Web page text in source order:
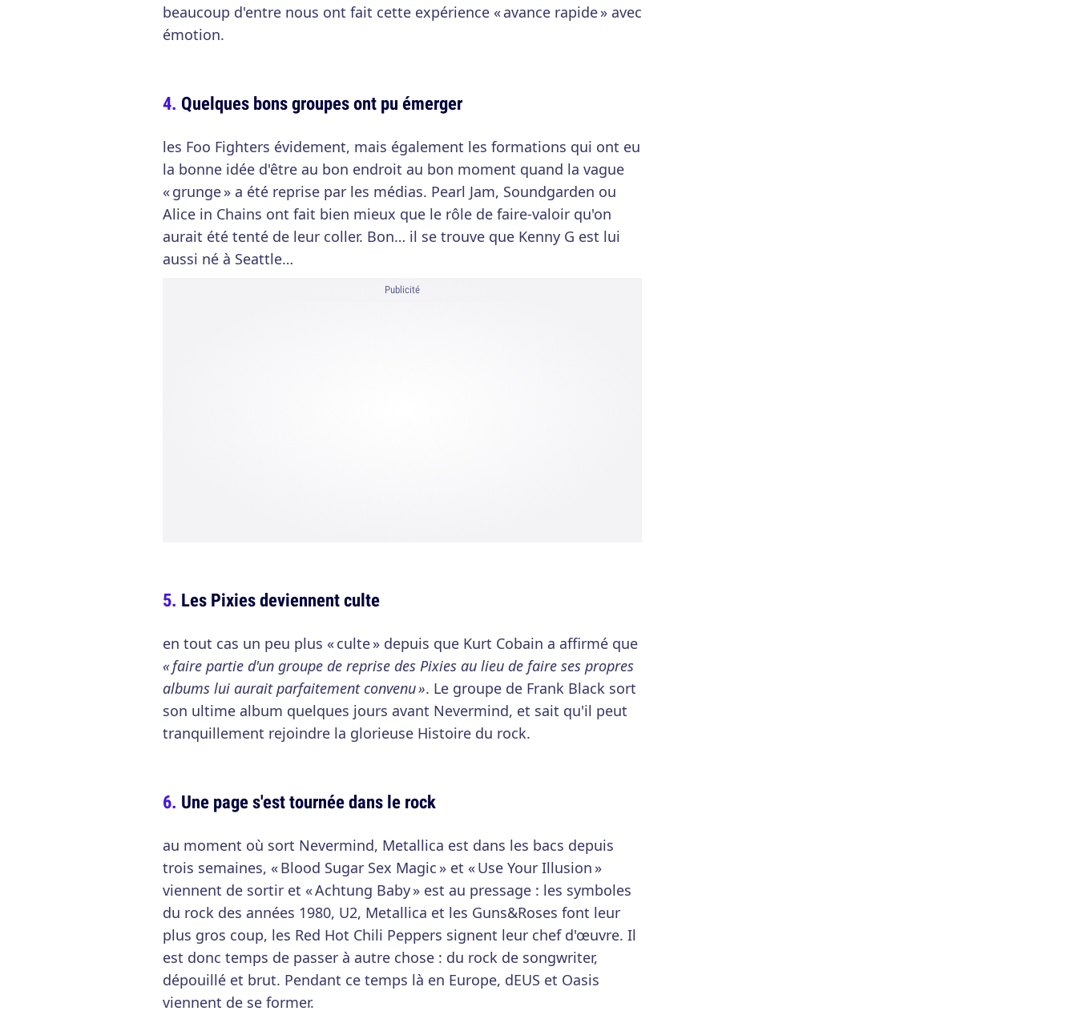
beaucoup d'entre nous ont fait cette expérience « avance rapide » avec
émotion.
Quelques bons groupes ont pu émerger
les Foo Fighters évidement, mais également les formations qui ont eu
la bonne idée d'être au bon endroit au bon moment quand la vague
« grunge » a été reprise par les médias. Pearl Jam, Soundgarden ou
Alice in Chains ont fait bien mieux que le rôle de faire-valoir qu'on
aurait été tenté de leur coller. Bon… il se trouve que Kenny G est lui
aussi né à Seattle…
Publicité
Les Pixies deviennent culte
en tout cas un peu plus « culte » depuis que Kurt Cobain a affirmé que
« faire partie d'un groupe de reprise des Pixies au lieu de faire ses propres
albums lui aurait parfaitement convenu ». Le groupe de Frank Black sort
son ultime album quelques jours avant Nevermind, et sait qu'il peut
tranquillement rejoindre la glorieuse Histoire du rock.
Une page s'est tournée dans le rock
au moment où sort Nevermind, Metallica est dans les bacs depuis
trois semaines, « Blood Sugar Sex Magic » et « Use Your Illusion »
viennent de sortir et « Achtung Baby » est au pressage : les symboles
du rock des années 1980, U2, Metallica et les Guns&Roses font leur
plus gros coup, les Red Hot Chili Peppers signent leur chef d'œuvre. Il
est donc temps de passer à autre chose : du rock de songwriter,
dépouillé et brut. Pendant ce temps là en Europe, dEUS et Oasis
viennent de se former.